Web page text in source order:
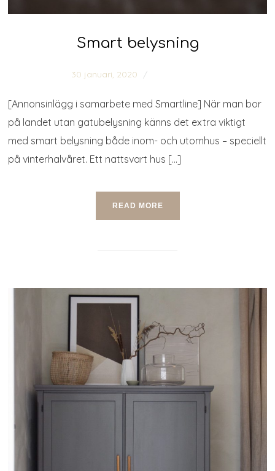
Smart belysning
30 januari, 2020
[Annonsinlägg i samarbete med Smartline] När man bor
på landet utan gatubelysning känns det extra viktigt
med smart belysning både inom- och utomhus – speciellt
på vinterhalvåret. Ett nattsvart hus […]
READ MORE